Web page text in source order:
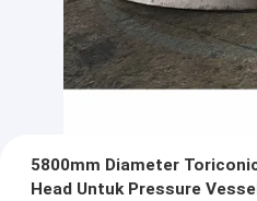
5800mm Diameter
Head Untuk Pressure Vessel